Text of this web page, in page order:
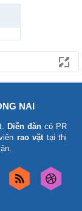
NAI
Diễn đàn có PR
rao vặt tại thị